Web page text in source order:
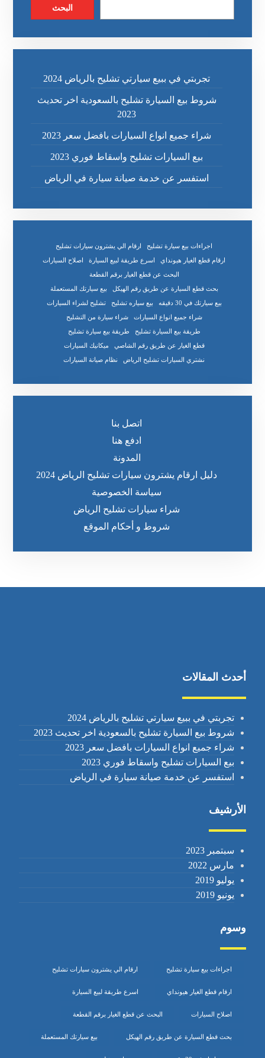
البحث
تجربتي في ببيع سيارتي تشليح بالرياض 2024
شروط بيع السيارة تشليح بالسعودية اخر تحديث
2023
شراء جميع انواع السيارات بافضل سعر 2023
بيع السيارات تشليح واسقاط فوري 2023
استفسر عن خدمة صيانة سيارة في الرياض
اجراءات بيع سيارة تشليح ارقام الي يشترون سيارات تشليح
ارقام قطع الغيار هيونداي اسرع طريقة لبيع السيارة اصلاح السيارات
البحث عن قطع الغيار برقم القطعة
بحث قطع السيارة عن طريق رقم الهيكل بيع سيارتك المستعملة
بيع سيارتك في 30 دقيقه بيع سياره تشليح تشليح لشراء السيارات
شراء جميع انواع السيارات شراء سيارة من التشليح
طريقة بيع السيارة تشليح طريقة بيع سيارة تشليح
قطع الغيار عن طريق رقم الشاصي ميكانيك السيارات
نشتري السيارات تشليح الرياض نظام صيانة السيارات
اتصل بنا
ادفع هنا
المدونة
دليل ارقام يشترون سيارات تشليح الرياض 2024
سياسة الخصوصية
شراء سيارات تشليح الرياض
شروط و أحكام الموقع
أحدث المقالات
تجربتي في ببيع سيارتي تشليح بالرياض 2024
شروط بيع السيارة تشليح بالسعودية اخر تحديث 2023
شراء جميع انواع السيارات بافضل سعر 2023
بيع السيارات تشليح واسقاط فوري 2023
استفسر عن خدمة صيانة سيارة في الرياض
الأرشيف
سبتمبر 2023
مارس 2022
يوليو 2019
يونيو 2019
وسوم
اجراءات بيع سيارة تشليح ارقام الي يشترون سيارات تشليح
ارقام قطع الغيار هيونداي اسرع طريقة لبيع السيارة
اصلاح السيارات البحث عن قطع الغيار برقم القطعة
بحث قطع السيارة عن طريق رقم الهيكل بيع سيارتك المستعملة